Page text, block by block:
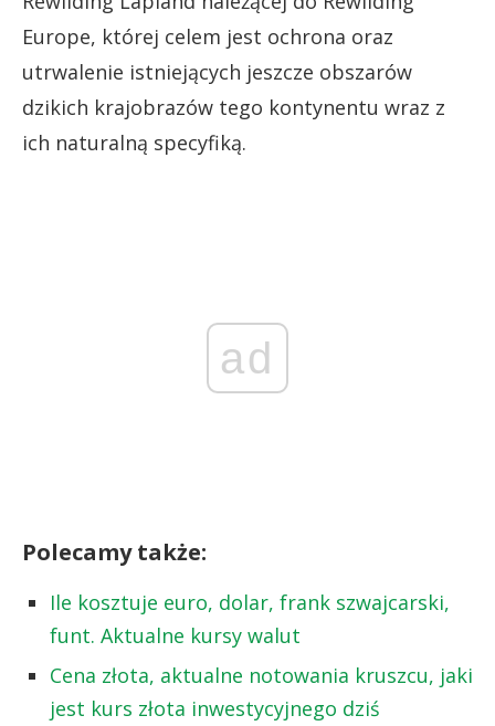
Europe, której celem jest ochrona oraz
utrwalenie istniejących jeszcze obszarów
dzikich krajobrazów tego kontynentu wraz z
ich naturalną specyfiką.
ad
Polecamy także:
Ile kosztuje euro, dolar, frank szwajcarski,
funt. Aktualne kursy walut
Cena złota, aktualne notowania kruszcu, jaki
jest kurs złota inwestycyjnego dziś